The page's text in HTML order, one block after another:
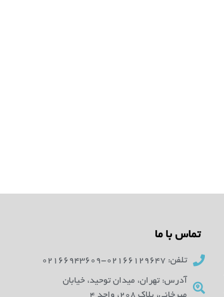
تماس با ما
تلفن: 02166129647-02166943609
آدرس: تهران، میدان توحید، خیابان